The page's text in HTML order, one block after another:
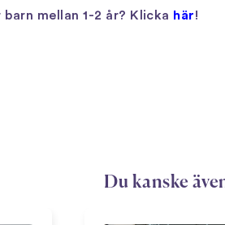
mellan 1-2 år? Klicka här!
Du kanske